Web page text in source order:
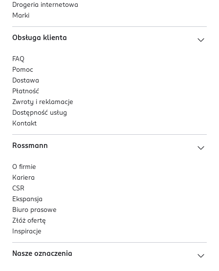
Drogeria internetowa
Marki
Obsługa klienta
FAQ
Pomoc
Dostawa
Płatność
Zwroty i reklamacje
Dostępność usług
Kontakt
Rossmann
O firmie
Kariera
CSR
Ekspansja
Biuro prasowe
Złóż ofertę
Inspiracje
Nasze oznaczenia